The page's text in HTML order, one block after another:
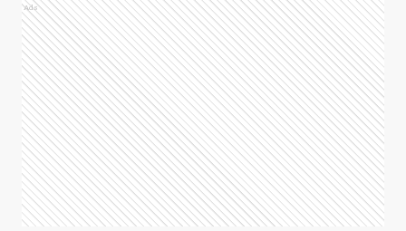
Ads